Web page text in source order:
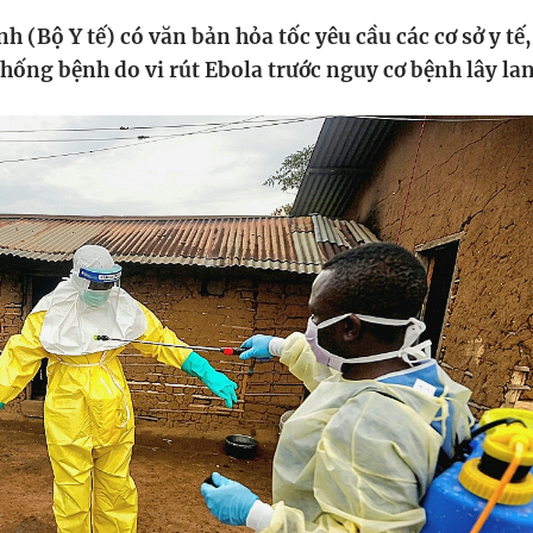
không
đình
trình
Phim truyền hình
Made By Vietnam
Innovation Fest
Chung một tấm
lòng
(Bộ Y tế) có văn bản hỏa tốc yêu cầu các cơ sở y
bệnh do vi rút Ebola trước nguy cơ bệnh lây